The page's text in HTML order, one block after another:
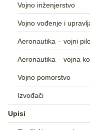
Vojno inženjerstvo
Vojno vođenje i
Aeronautika – vojni
Aeronautika – vojna
Vojno pomorstvo
Izvođači
Upisi